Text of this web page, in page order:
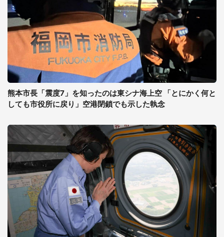
熊本市長「震度7」を知ったのは東シナ海上空 「とにかく何と
しても市役所に戻り」空港閉鎖でも示した執念